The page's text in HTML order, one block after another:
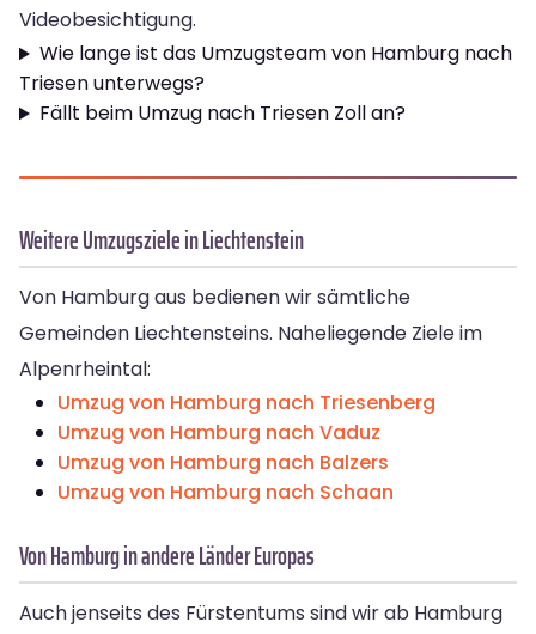
Videobesichtigung.
Wie lange ist das Umzugsteam von Hamburg nach
Triesen unterwegs?
Fällt beim Umzug nach Triesen Zoll an?
Weitere Umzugsziele in Liechtenstein
Von Hamburg aus bedienen wir sämtliche
Gemeinden Liechtensteins. Naheliegende Ziele im
Alpenrheintal:
Umzug von Hamburg nach Triesenberg
Umzug von Hamburg nach Vaduz
Umzug von Hamburg nach Balzers
Umzug von Hamburg nach Schaan
Von Hamburg in andere Länder Europas
Auch jenseits des Fürstentums sind wir ab Hamburg